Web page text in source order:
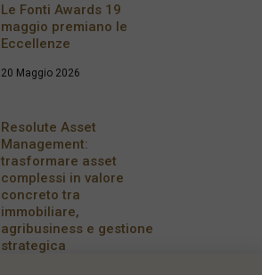
Le Fonti Awards 19
maggio premiano le
Eccellenze
20 Maggio 2026
Resolute Asset
Management:
trasformare asset
complessi in valore
concreto tra
immobiliare,
agribusiness e gestione
strategica